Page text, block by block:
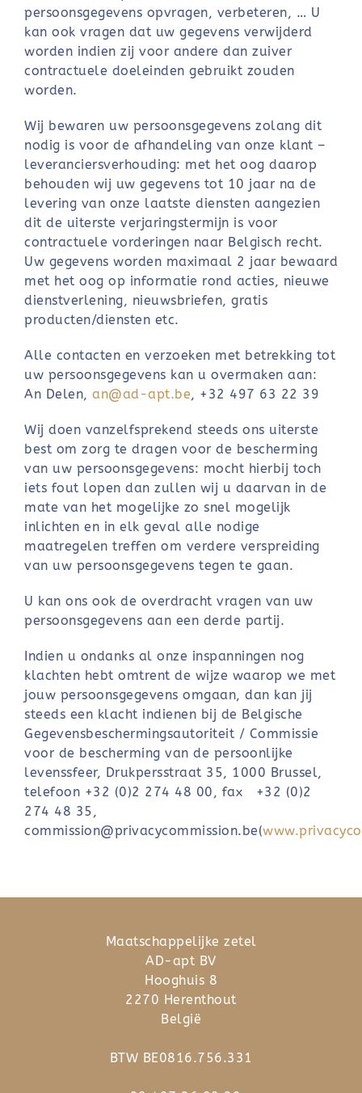
persoonsgegevens opvragen, verbeteren, … U
kan ook vragen dat uw gegevens verwijderd
worden indien zij voor andere dan zuiver
contractuele doeleinden gebruikt zouden
worden.
Wij bewaren uw persoonsgegevens zolang dit
nodig is voor de afhandeling van onze klant –
leveranciersverhouding: met het oog daarop
behouden wij uw gegevens tot 10 jaar na de
levering van onze laatste diensten aangezien
dit de uiterste verjaringstermijn is voor
contractuele vorderingen naar Belgisch recht.
Uw gegevens worden maximaal 2 jaar bewaard
met het oog op informatie rond acties, nieuwe
dienstverlening, nieuwsbriefen, gratis
producten/diensten etc.
Alle contacten en verzoeken met betrekking tot
uw persoonsgegevens kan u overmaken aan:
An Delen, an@ad-apt.be, +32 497 63 22 39
Wij doen vanzelfsprekend steeds ons uiterste
best om zorg te dragen voor de bescherming
van uw persoonsgegevens: mocht hierbij toch
iets fout lopen dan zullen wij u daarvan in de
mate van het mogelijke zo snel mogelijk
inlichten en in elk geval alle nodige
maatregelen treffen om verdere verspreiding
van uw persoonsgegevens tegen te gaan.
U kan ons ook de overdracht vragen van uw
persoonsgegevens aan een derde partij.
Indien u ondanks al onze inspanningen nog
klachten hebt omtrent de wijze waarop we met
jouw persoonsgegevens omgaan, dan kan jij
steeds een klacht indienen bij de Belgische
Gegevensbeschermingsautoriteit / Commissie
voor de bescherming van de persoonlijke
levenssfeer, Drukpersstraat 35, 1000 Brussel,
telefoon +32 (0)2 274 48 00, fax +32 (0)2
274 48 35,
commission@privacycommission.be(
Maatschappelijke zetel
AD-apt BV
Hooghuis 8
2270 Herenthout
België
BTW BE0816.756.331